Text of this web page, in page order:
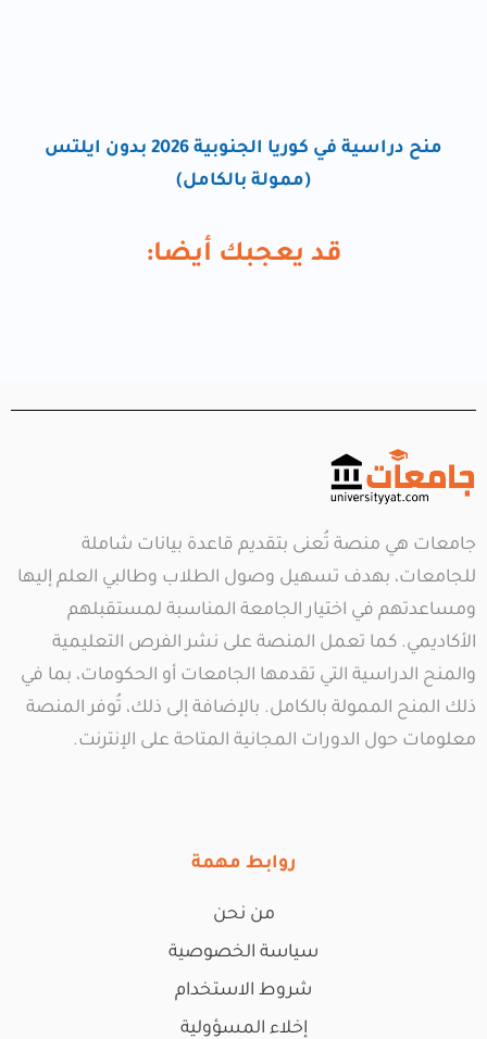
منح دراسية في كوريا الجنوبية 2026 بدون ايلتس
(ممولة بالكامل)
قد يعجبك أيضا:
جامعات هي منصة تُعنى بتقديم قاعدة بيانات شاملة
للجامعات، بهدف تسهيل وصول الطلاب وطالبي العلم إليها
ومساعدتهم في اختيار الجامعة المناسبة لمستقبلهم
الأكاديمي. كما تعمل المنصة على نشر الفرص التعليمية
والمنح الدراسية التي تقدمها الجامعات أو الحكومات، بما في
ذلك المنح الممولة بالكامل. بالإضافة إلى ذلك، تُوفر المنصة
معلومات حول الدورات المجانية المتاحة على الإنترنت.
روابط مهمة
من نحن
سياسة الخصوصية
شروط الاستخدام
إخلاء المسؤولية